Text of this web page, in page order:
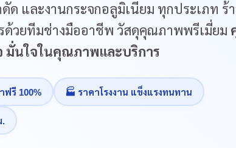
ด และงานกระจกอลูมิเนียม ทุกประเภท ร้
ด้วยทีมช่างมืออาชีพ วัสดุคุณภาพพรีเมี่ยม
มั่นใจในคุณภาพและบริการ
ฟรี 100% 🏭 ราคาโรงงาน แข็งแรงทนทาน